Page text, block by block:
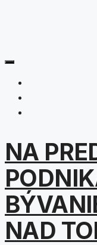
NA
NAD